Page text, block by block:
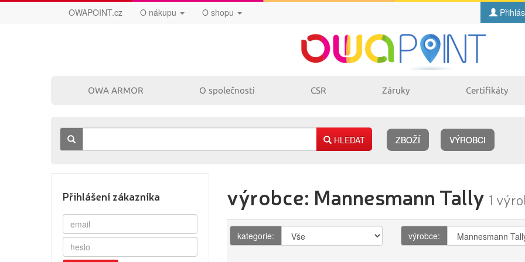
OWAPOINT.cz O nákupu O shopu
OWA ARMOR O společnosti CSR Záruky Certifikáty
HLEDAT ZBOŽÍ VÝROBCI
Přihlášení zákazníka
pro laserové
tiskárny
pro jehličkové
tiskárny
pro inkoustové
pro kopírovací
stroje
výrobce: Mannesmann Tally 1
kategorie: výrobce: